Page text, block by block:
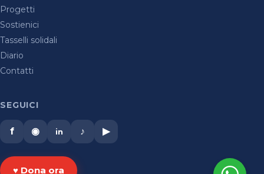
Progetti
Sostienici
Tasselli solidali
Diario
Contatti
SEGUICI
f ◉ in ♪ ▶
♥ Dona ora